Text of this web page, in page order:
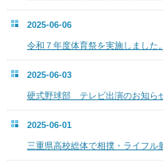
2025-06-06
令和７年度体育祭を実施しました。
2025-06-03
硬式野球部 テレビ出演のお知ら
2025-06-01
三重県高校総体で相撲・ライフ